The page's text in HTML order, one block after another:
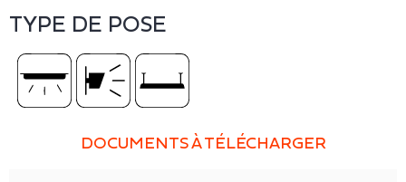
TYPE DE POSE
DOCUMENTS À TÉLÉCHARGER